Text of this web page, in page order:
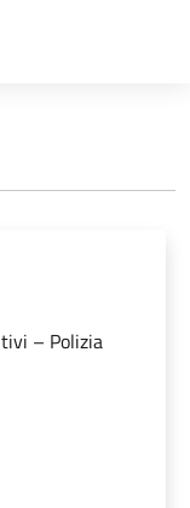
– Polizia